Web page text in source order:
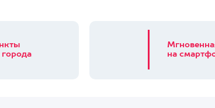
на